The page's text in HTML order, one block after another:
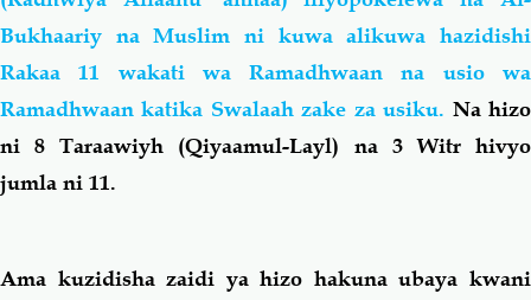
Bukhaariy na Muslim ni kuwa alikuwa hazidishi
Rakaa 11 wakati wa Ramadhwaan na usio wa
Ramadhwaan katika Swalaah zake za usiku. Na hizo
ni 8 Taraawiyh (Qiyaamul-Layl) na 3 Witr hivyo
jumla ni 11.
Ama kuzidisha zaidi ya hizo hakuna ubaya kwani